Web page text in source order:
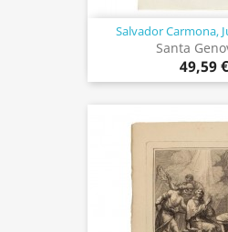
Salvador Carmona,
Santa
49,59 €